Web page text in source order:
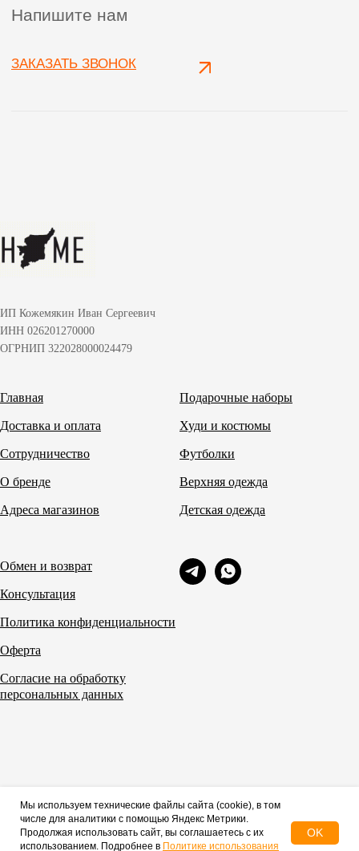
Мы используем технические файлы сайта (cookie), в том
числе для аналитики с помощью Яндекс Метрики.
Продолжая использовать сайт, вы соглашаетесь с их
использованием. Подробнее в Политике использования
OK
ИП Кожемякин Иван Сергеевич
ИНН 026201270000
ОГРНИП 322028000024479
Главная
Доставка и оплата
Сотрудничество
О бренде
Адреса магазинов
Подарочные наборы
Худи и костюмы
Футболки
Верхняя одежда
Детская одежда
Обмен и возврат
Консультация
Политика конфиденциальности
Оферта
Согласие на обработку
персональных данных
© HOME, 2026